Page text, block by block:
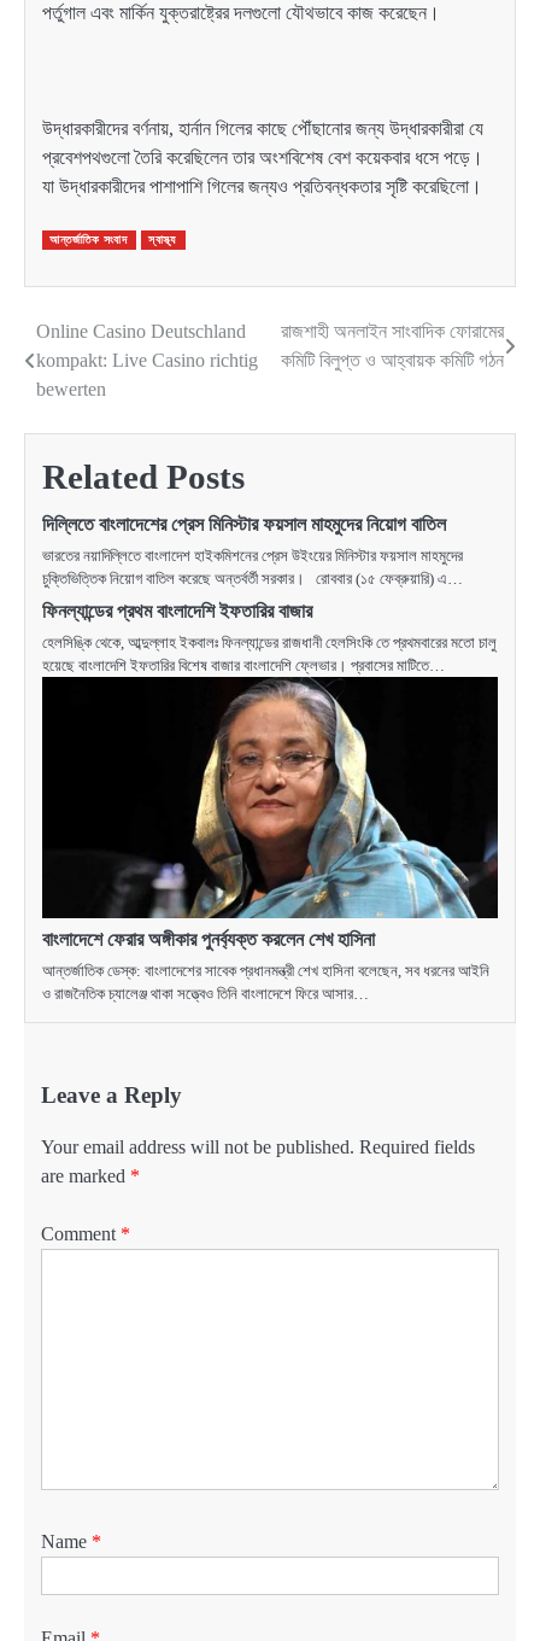
পর্তুগাল এবং মার্কিন যুক্তরাষ্ট্রের দলগুলো যৌথভাবে কাজ করেছেন।
উদ্ধারকারীদের বর্ণনায়, হার্নান গিলের কাছে পৌঁছানোর জন্য উদ্ধারকারীরা যে
প্রবেশপথগুলো তৈরি করেছিলেন তার অংশবিশেষ বেশ কয়েকবার ধসে পড়ে।
যা উদ্ধারকারীদের পাশাপাশি গিলের জন্যও প্রতিবন্ধকতার সৃষ্টি করেছিলো।
আন্তর্জাতিক সংবাদ স্বাস্থ্য
Post
navigation
Online Casino Deutschland
kompakt: Live Casino richtig
bewerten
রাজশাহী অনলাইন সাংবাদিক ফোরামের
কমিটি বিলুপ্ত ও আহ্বায়ক কমিটি গঠন
Related Posts
দিল্লিতে বাংলাদেশের প্রেস মিনিস্টার ফয়সাল মাহমুদের নিয়োগ বাতিল
ভারতের নয়াদিল্লিতে বাংলাদেশ হাইকমিশনের প্রেস উইংয়ের মিনিস্টার ফয়সাল মাহমুদের
চুক্তিভিত্তিক নিয়োগ বাতিল করেছে অন্তর্বর্তী সরকার। রোববার (১৫ ফেব্রুয়ারি) এ…
ফিনল্যান্ডের প্রথম বাংলাদেশি ইফতারির বাজার
হেলসিঙ্কি থেকে, আব্দুল্লাহ ইকবালঃ ফিনল্যান্ডের রাজধানী হেলসিংকি তে প্রথমবারের মতো চালু
হয়েছে বাংলাদেশি ইফতারির বিশেষ বাজার বাংলাদেশি ফ্লেভার। প্রবাসের মাটিতে…
বাংলাদেশে ফেরার অঙ্গীকার পুনর্ব্যক্ত করলেন শেখ হাসিনা
আন্তর্জাতিক ডেস্ক: বাংলাদেশের সাবেক প্রধানমন্ত্রী শেখ হাসিনা বলেছেন, সব ধরনের আইনি
ও রাজনৈতিক চ্যালেঞ্জ থাকা সত্ত্বেও তিনি বাংলাদেশে ফিরে আসার…
Leave a Reply
Your email address will not be published. Required fields
are marked *
Comment *
Name *